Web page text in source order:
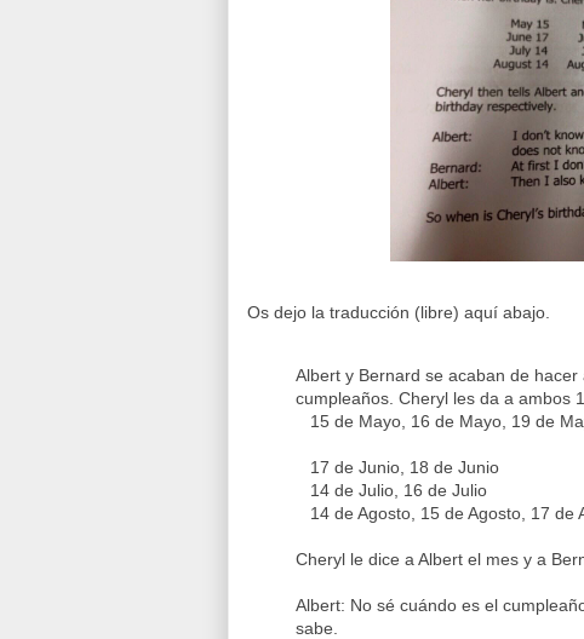
Os dejo la traducción (libre) aquí abajo.
Albert y Bernard se acaban de
cumpleaños. Cheryl les da a ambos
15 de Mayo, 16 de Mayo, 19 de
17 de Junio, 18 de Junio
14 de Julio, 16 de Julio
14 de Agosto, 15 de Agosto, 17 de
Cheryl le dice a Albert el mes y a
Albert: No sé cuándo es el
sabe.